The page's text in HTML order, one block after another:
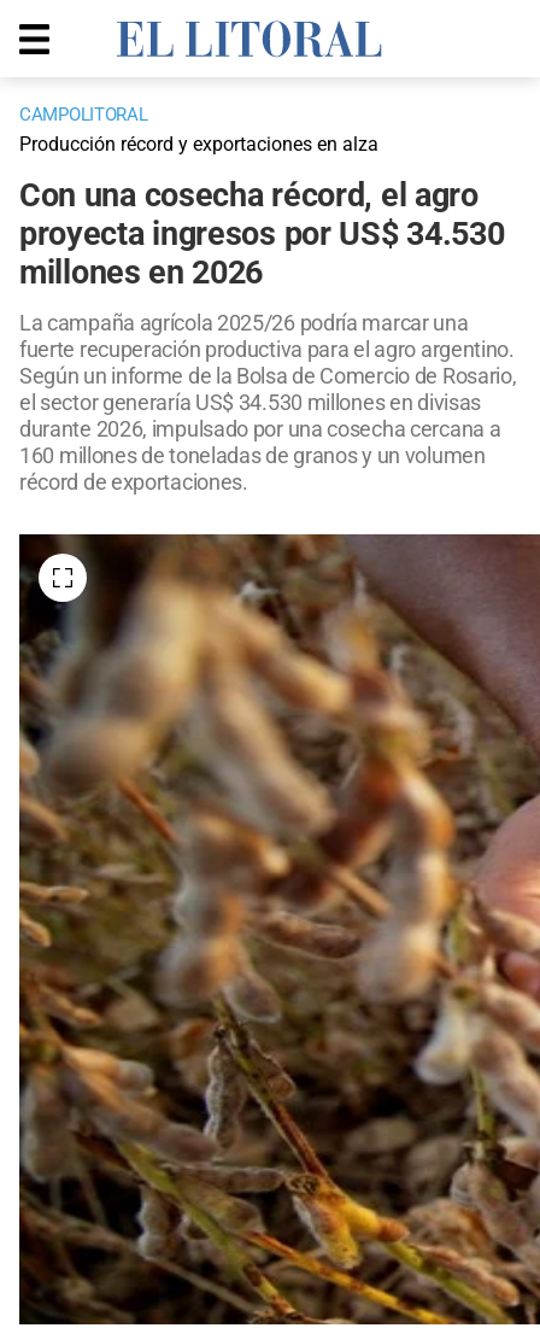
CAMPOLITORAL
Producción récord y exportaciones en alza
Con una cosecha récord, el agro
proyecta ingresos por US$ 34.530
millones en 2026
La campaña agrícola 2025/26 podría marcar una
fuerte recuperación productiva para el agro argentino.
Según un informe de la Bolsa de Comercio de Rosario,
el sector generaría US$ 34.530 millones en divisas
durante 2026, impulsado por una cosecha cercana a
160 millones de toneladas de granos y un volumen
récord de exportaciones.